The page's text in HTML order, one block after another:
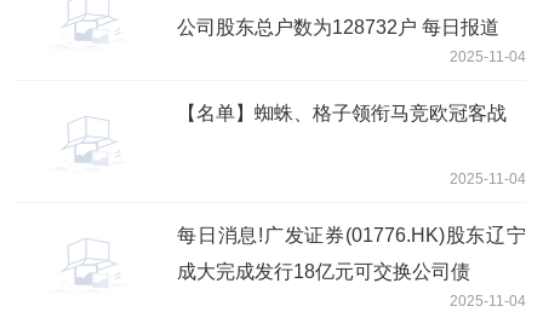
公司股东总户数为128732户 每日报道
2025-11-04
【名单】蜘蛛、格子领衔马竞欧冠客战
2025-11-04
每日消息!广发证券(01776.HK)股东辽宁
成大完成发行18亿元可交换公司债
2025-11-04